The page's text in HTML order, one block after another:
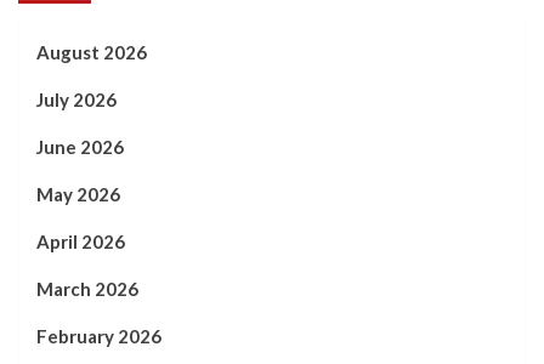
August 2026
July 2026
June 2026
May 2026
April 2026
March 2026
February 2026